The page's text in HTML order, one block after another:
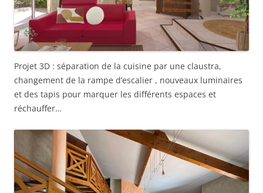
Projet 3D : séparation de la cuisine par une claustra,
changement de la rampe d’escalier , nouveaux luminaires
et des tapis pour marquer les différents espaces et
réchauffer…